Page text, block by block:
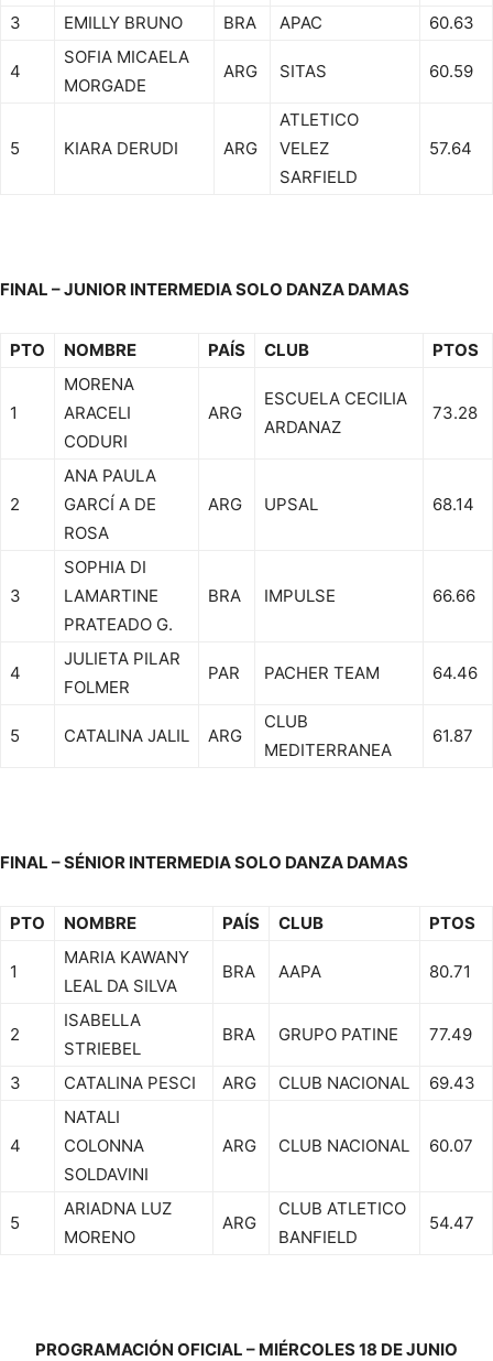
3 EMILLY BRUNO BRA APAC 60.63
4
SOFIA MICAELA
MORGADE
ARG SITAS 60.59
5 KIARA DERUDI ARG
ATLETICO
VELEZ
SARFIELD
57.64
FINAL – JUNIOR INTERMEDIA SOLO DANZA DAMAS
PTO NOMBRE PAÍS CLUB PTOS
1
MORENA
ARACELI
CODURI
ARG
ESCUELA CECILIA
ARDANAZ
73.28
2
ANA PAULA
GARCÍ A DE
ROSA
ARG UPSAL 68.14
3
SOPHIA DI
LAMARTINE
PRATEADO G.
BRA IMPULSE 66.66
4
JULIETA PILAR
FOLMER
PAR PACHER TEAM 64.46
5 CATALINA JALIL ARG
CLUB
MEDITERRANEA
61.87
FINAL – SÉNIOR INTERMEDIA SOLO DANZA DAMAS
PTO NOMBRE PAÍS CLUB PTOS
1
MARIA KAWANY
LEAL DA SILVA
BRA AAPA 80.71
2
ISABELLA
STRIEBEL
BRA GRUPO PATINE 77.49
3 CATALINA PESCI ARG CLUB NACIONAL 69.43
4
NATALI
COLONNA
SOLDAVINI
ARG CLUB NACIONAL 60.07
5
ARIADNA LUZ
MORENO
ARG
CLUB ATLETICO
BANFIELD
54.47
PROGRAMACIÓN OFICIAL – MIÉRCOLES 18 DE JUNIO